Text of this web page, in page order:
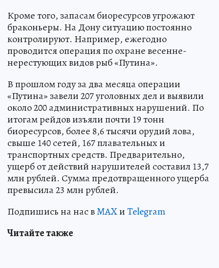
Кроме того, запасам биоресурсов угрожают
браконьеры. На Дону ситуацию постоянно
контролируют. Например, ежегодно
проводится операция по охране весенне-
нерестующих видов рыб «Путина».
В прошлом году за два месяца операции
«Путина» завели 207 уголовных дел и выявили
около 200 административных нарушений. По
итогам рейдов изъяли почти 19 тонн
биоресурсов, более 8,6 тысячи орудий лова,
свыше 140 сетей, 167 плавательных и
транспортных средств. Предварительно,
ущерб от действий нарушителей составил 13,7
млн рублей. Сумма предотвращенного ущерба
превысила 23 млн рублей.
Подпишись на нас вMAXиTelegram
Читайте также